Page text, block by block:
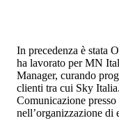
In precedenza è stata
ha lavorato per MN
Manager, curando
clienti tra cui Sky
Comunicazione
nell’organizzazione